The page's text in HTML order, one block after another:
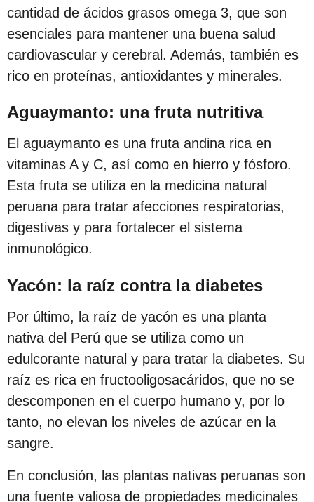
cantidad de ácidos grasos omega 3, que son
esenciales para mantener una buena salud
cardiovascular y cerebral. Además, también es
rico en proteínas, antioxidantes y minerales.
Aguaymanto: una fruta nutritiva
El aguaymanto es una fruta andina rica en
vitaminas A y C, así como en hierro y fósforo.
Esta fruta se utiliza en la medicina natural
peruana para tratar afecciones respiratorias,
digestivas y para fortalecer el sistema
inmunológico.
Yacón: la raíz contra la diabetes
Por último, la raíz de yacón es una planta
nativa del Perú que se utiliza como un
edulcorante natural y para tratar la diabetes. Su
raíz es rica en fructooligosacáridos, que no se
descomponen en el cuerpo humano y, por lo
tanto, no elevan los niveles de azúcar en la
sangre.
En conclusión, las plantas nativas peruanas son
una fuente valiosa de propiedades medicinales